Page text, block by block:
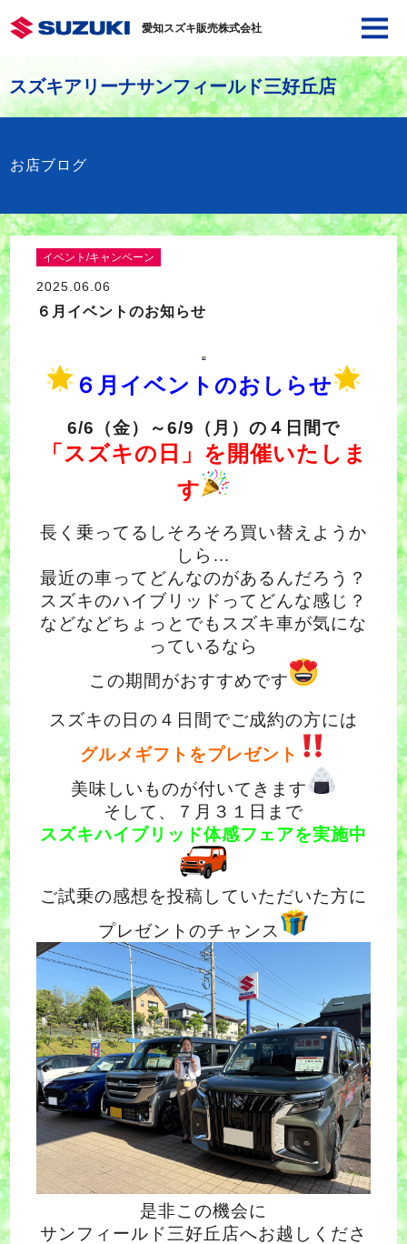
愛知スズキ販売株式会社
スズキアリーナサンフィールド三好丘店
お店ブログ
イベント/キャンペーン
2025.06.06
６月イベントのお知らせ
６月イベントのおしらせ
6/6（金）～6/9（月）の４日間で
「スズキの日」を開催いたしま
す
長く乗ってるしそろそろ買い替えようか
しら…
最近の車ってどんなのがあるんだろう？
スズキのハイブリッドってどんな感じ？
などなどちょっとでもスズキ車が気にな
っているなら
この期間がおすすめです
スズキの日の４日間でご成約の方には
グルメギフトをプレゼント
美味しいものが付いてきます
そして、７月３１日まで
スズキハイブリッド体感フェアを実施中
ご試乗の感想を投稿していただいた方に
プレゼントのチャンス
是非この機会に
サンフィールド三好丘店へお越しくださ